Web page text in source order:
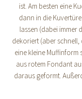
ist. Am besten eine
dann in die
lassen (dabei immer
dekoriert (aber
eine kleine Muffinform
aus rotem Fondant
daraus geformt.